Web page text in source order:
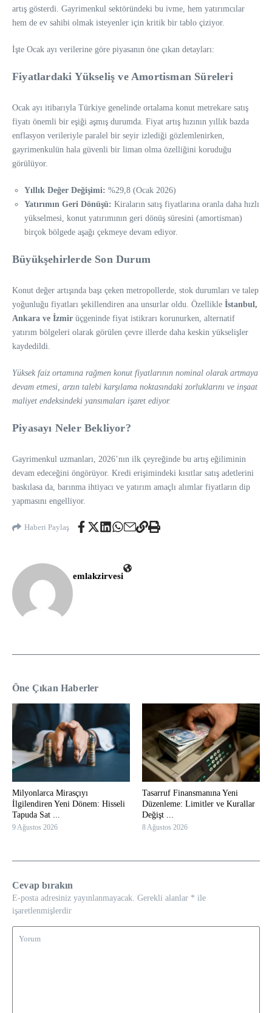
artış gösterdi. Gayrimenkul sektöründeki bu ivme, hem yatırımcılar
hem de ev sahibi olmak isteyenler için kritik bir tablo çiziyor.
İşte Ocak ayı verilerine göre piyasanın öne çıkan detayları:
Fiyatlardaki Yükseliş ve Amortisman Süreleri
Ocak ayı itibarıyla Türkiye genelinde ortalama konut metrekare satış
fiyatı önemli bir eşiği aşmış durumda. Fiyat artış hızının yıllık bazda
enflasyon verileriyle paralel bir seyir izlediği gözlemlenirken,
gayrimenkulün hala güvenli bir liman olma özelliğini koruduğu
görülüyor.
Yıllık Değer Değişimi: %29,8 (Ocak 2026)
Yatırımın Geri Dönüşü: Kiraların satış fiyatlarına oranla daha hızlı
yükselmesi, konut yatırımının geri dönüş süresini (amortisman)
birçok bölgede aşağı çekmeye devam ediyor.
Büyükşehirlerde Son Durum
Konut değer artışında başı çeken metropollerde, stok durumları ve talep
yoğunluğu fiyatları şekillendiren ana unsurlar oldu. Özellikle İstanbul,
Ankara ve İzmir üçgeninde fiyat istikrarı korunurken, alternatif
yatırım bölgeleri olarak görülen çevre illerde daha keskin yükselişler
kaydedildi.
Yüksek faiz ortamına rağmen konut fiyatlarının nominal olarak artmaya
devam etmesi, arzın talebi karşılama noktasındaki zorluklarını ve inşaat
maliyet endeksindeki yansımaları işaret ediyor.
Piyasayı Neler Bekliyor?
Gayrimenkul uzmanları, 2026’nın ilk çeyreğinde bu artış eğiliminin
devam edeceğini öngörüyor. Kredi erişimindeki kısıtlar satış adetlerini
baskılasa da, barınma ihtiyacı ve yatırım amaçlı alımlar fiyatların dip
yapmasını engelliyor.
Haberi Paylaş
emlakzirvesi
Öne Çıkan Haberler
Milyonlarca Mirasçıyı
İlgilendiren Yeni Dönem: Hisseli
Tapuda Sat ...
9 Ağustos 2026
Tasarruf Finansmanına Yeni
Düzenleme: Limitler ve Kurallar
Değişt ...
8 Ağustos 2026
Cevap bırakın
E-posta adresiniz yayınlanmayacak. Gerekli alanlar * ile
işaretlenmişlerdir